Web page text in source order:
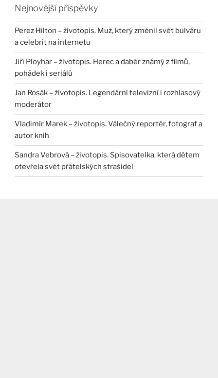
Nejnovější příspěvky
Perez Hilton – životopis. Muž, který změnil svět bulváru
a celebrit na internetu
Jiří Ployhar – životopis. Herec a dabér známý z filmů,
pohádek i seriálů
Jan Rosák – životopis. Legendární televizní i rozhlasový
moderátor
Vladimír Marek – životopis. Válečný reportér, fotograf a
autor knih
Sandra Vebrová – životopis. Spisovatelka, která dětem
otevřela svět přátelských strašidel